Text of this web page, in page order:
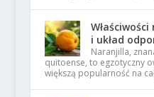
i układ
Naranjilla,
quitoense, to egzotyczny
większą popularność na